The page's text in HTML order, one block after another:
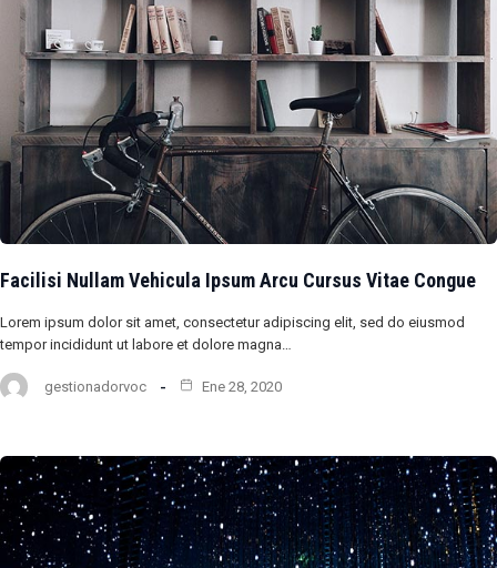
Facilisi Nullam Vehicula Ipsum Arcu Cursus Vitae Congue
Lorem ipsum dolor sit amet, consectetur adipiscing elit, sed do eiusmod
tempor incididunt ut labore et dolore magna…
gestionadorvoc Ene 28, 2020